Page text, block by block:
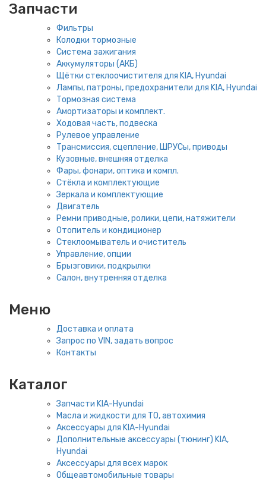
Запчасти
Фильтры
Колодки тормозные
Система зажигания
Аккумуляторы (АКБ)
Щётки стеклоочистителя для KIA, Hyundai
Лампы, патроны, предохранители для KIA, Hyundai
Тормозная система
Амортизаторы и комплект.
Ходовая часть, подвеска
Рулевое управление
Трансмиссия, сцепление, ШРУСы, приводы
Кузовные, внешняя отделка
Фары, фонари, оптика и компл.
Стёкла и комплектующие
Зеркала и комплектующие
Двигатель
Ремни приводные, ролики, цепи, натяжители
Отопитель и кондиционер
Стеклоомыватель и очиститель
Управление, опции
Брызговики, подкрылки
Салон, внутренняя отделка
Меню
Доставка и оплата
Запрос по VIN, задать вопрос
Контакты
Каталог
Запчасти KIA-Hyundai
Масла и жидкости для ТО, автохимия
Аксессуары для KIA-Hyundai
Дополнительные аксессуары (тюнинг) KIA,
Hyundai
Аксессуары для всех марок
Общеавтомобильные товары